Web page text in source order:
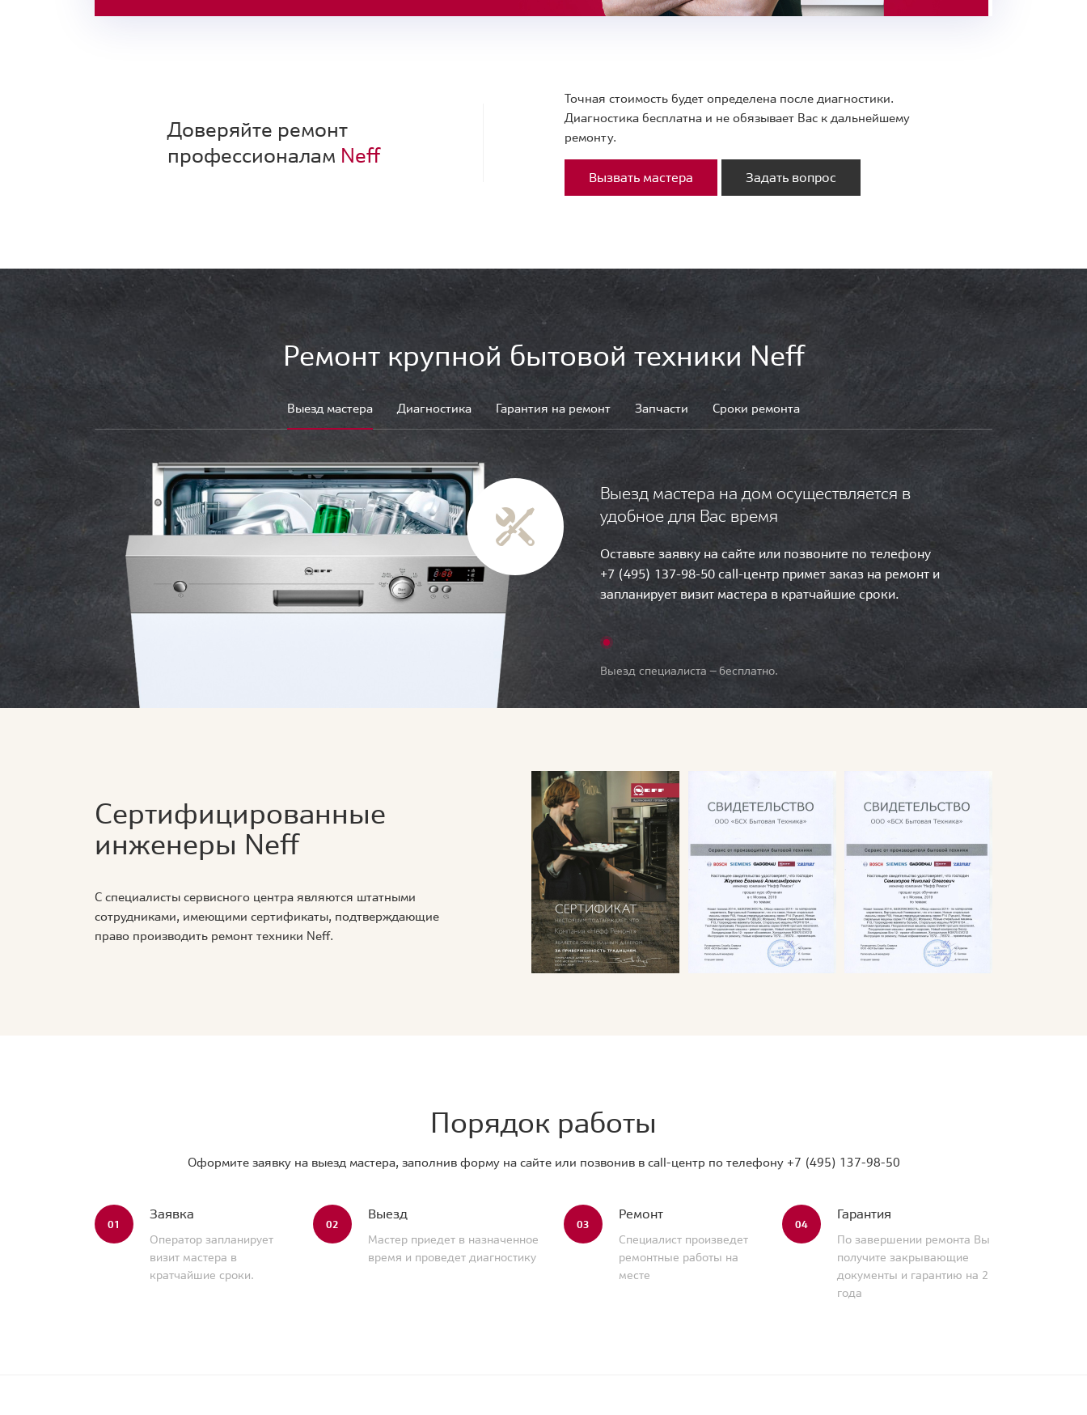
Доверяйте ремонт
профессионалам Neff
Точная стоимость будет определена после диагностики.
Диагностика бесплатна и не обязывает Вас к дальнейшему
ремонту.
Вызвать мастера Задать вопрос
Ремонт крупной бытовой техники Neff
Выезд мастера Диагностика Гарантия на ремонт Запчасти Сроки ремонта
Выезд мастера на дом осуществляется в
удобное для Вас время
Оставьте заявку на сайте или позвоните по телефону
+7 (495) 137-98-50 call-центр примет заказ на ремонт и
запланирует визит мастера в кратчайшие сроки.
Выезд специалиста — бесплатно.
Сертифицированные
инженеры Neff
С специалисты сервисного центра являются штатными
сотрудниками, имеющими сертификаты, подтверждающие
право производить ремонт техники Neff.
Порядок работы
Оформите заявку на выезд мастера, заполнив форму на сайте или позвонив в call-центр по телефону +7 (495) 137-98-50
01
Заявка
Оператор запланирует
визит мастера в
кратчайшие сроки.
02
Выезд
Мастер приедет в назначенное
время и проведет диагностику
03
Ремонт
Специалист произведет
ремонтные работы на
месте
04
Гарантия
По завершении ремонта Вы
получите закрывающие
документы и гарантию на 2
года